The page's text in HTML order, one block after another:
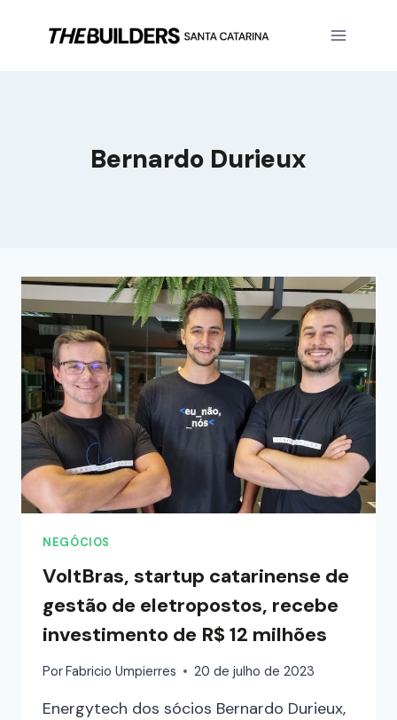
Bernardo Durieux
NEGÓCIOS
VoltBras, startup catarinense de
gestão de eletropostos, recebe
investimento de R$ 12 milhões
PorFabricio Umpierres 20 de julho de 2023
Energytech dos sócios Bernardo Durieux,